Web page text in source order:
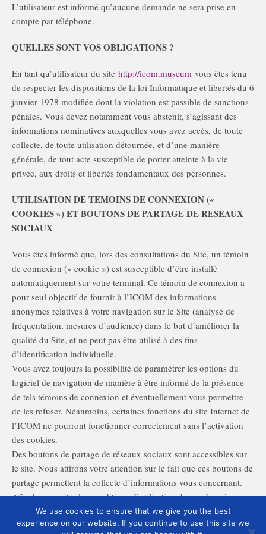
L’utilisateur est informé qu’aucune demande ne sera prise en
compte par téléphone.
QUELLES SONT VOS OBLIGATIONS ?
En tant qu’utilisateur du site http://icom.museum vous êtes tenu
de respecter les dispositions de la loi Informatique et libertés du 6
janvier 1978 modifiée dont la violation est passible de sanctions
pénales. Vous devez notamment vous abstenir, s’agissant des
informations nominatives auxquelles vous avez accès, de toute
collecte, de toute utilisation détournée, et d’une manière
générale, de tout acte susceptible de porter atteinte à la vie
privée, aux droits et libertés fondamentaux des personnes.
UTILISATION DE TEMOINS DE CONNEXION («
COOKIES ») ET BOUTONS DE PARTAGE DE RESEAUX
SOCIAUX
Vous êtes informé que, lors des consultations du Site, un témoin
de connexion (« cookie ») est susceptible d’être installé
automatiquement sur votre terminal. Ce témoin de connexion a
pour seul objectif de fournir à l’ICOM des informations
anonymes relatives à votre navigation sur le Site (analyse de
fréquentation, mesures d’audience) dans le but d’améliorer la
qualité du Site, et ne peut pas être utilisé à des fins
d’identification individuelle.
Vous avez toujours la possibilité de paramétrer les options du
logiciel de navigation de manière à être informé de la présence
de tels témoins de connexion et éventuellement vous permettre
de les refuser. Néanmoins, certaines fonctions du site Internet de
l’ICOM ne pourront fonctionner correctement sans l’activation
des cookies.
Des boutons de partage de réseaux sociaux sont accessibles sur
le site. Nous attirons votre attention sur le fait que ces boutons de
partage permettent la collecte d’informations vous concernant.
Afin de connaitre les conditions d’utilisation de ces données
nous vous invitons à lire les politiques de confidentialité des
réseaux sociaux concernés et accessibles sur leurs sites.
We use cookies to ensure that we give you the best
experience on our website. If you continue to use this site we